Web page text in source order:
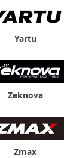
Yartu
Zeknova
Zmax